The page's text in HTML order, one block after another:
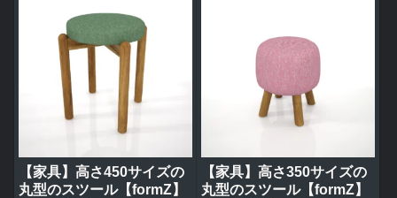
【家具】高さ450サイズの
丸型のスツール【formZ】
【家具】高さ350サイズの
丸型のスツール【formZ】